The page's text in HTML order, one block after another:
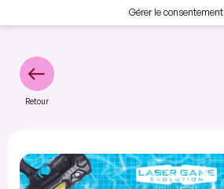
Gérer le consentement
Retour